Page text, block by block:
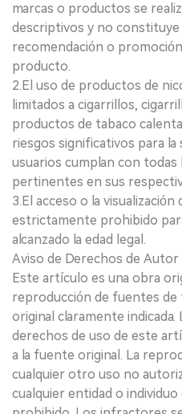
marcas o productos se
descriptivos y no constituye
recomendación o
producto.
2.El uso de productos de
limitados a cigarrillos,
productos de tabaco
riesgos significativos para la
usuarios cumplan con todas
pertinentes en sus
3.El acceso o la
estrictamente prohibido
alcanzado la edad legal.
Aviso de Derechos de Autor
Este artículo es una obra
reproducción de fuentes
original claramente
derechos de uso de este
a la fuente original. La
cualquier otro uso no
cualquier entidad o